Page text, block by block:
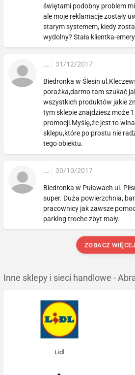
świętami podobny problem
ale moje reklamacje zostały
starym systemem, kiedy
wydolny? Stała klientka-
... 31/12/2017
Biedronka w Ślesin
porażka,darmo tam szukać
wszystkich produktów jakie
tym sklepie znajdziesz może
promocji.Myślę,że jest to
sklepu,które po prostu nie
tego obiektu.
... 30/10/2017
Biedronka w Puławach ul.
super. Duża powierzchnia,
pracownicy jak zawsze
parking troche zbyt mały.
ZOBACZ WIĘCEJ
Inne sklepy i sieci handlowe -
Lidl